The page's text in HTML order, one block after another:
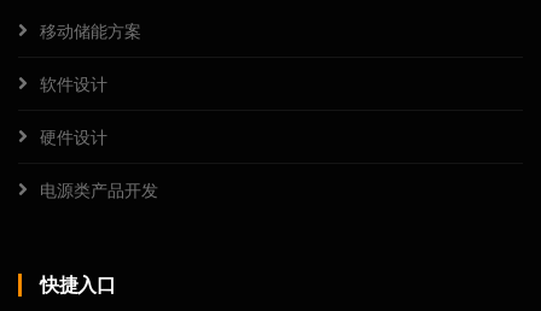
移动储能方案
软件设计
硬件设计
电源类产品开发
快捷入口